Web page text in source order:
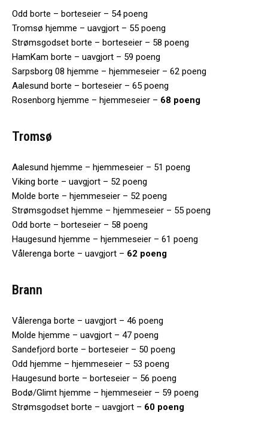
Odd borte – borteseier – 54 poeng
Tromsø hjemme – uavgjort – 55 poeng
Strømsgodset borte – borteseier – 58 poeng
HamKam borte – uavgjort – 59 poeng
Sarpsborg 08 hjemme – hjemmeseier – 62 poeng
Aalesund borte – borteseier – 65 poeng
Rosenborg hjemme – hjemmeseier – 68 poeng
Tromsø
Aalesund hjemme – hjemmeseier – 51 poeng
Viking borte – uavgjort – 52 poeng
Molde borte – hjemmeseier – 52 poeng
Strømsgodset hjemme – hjemmeseier – 55 poeng
Odd borte – borteseier – 58 poeng
Haugesund hjemme – hjemmeseier – 61 poeng
Vålerenga borte – uavgjort – 62 poeng
Brann
Vålerenga borte – uavgjort – 46 poeng
Molde hjemme – uavgjort – 47 poeng
Sandefjord borte – borteseier – 50 poeng
Odd hjemme – hjemmeseier – 53 poeng
Haugesund borte – borteseier – 56 poeng
Bodø/Glimt hjemme – hjemmeseier – 59 poeng
Strømsgodset borte – uavgjort – 60 poeng